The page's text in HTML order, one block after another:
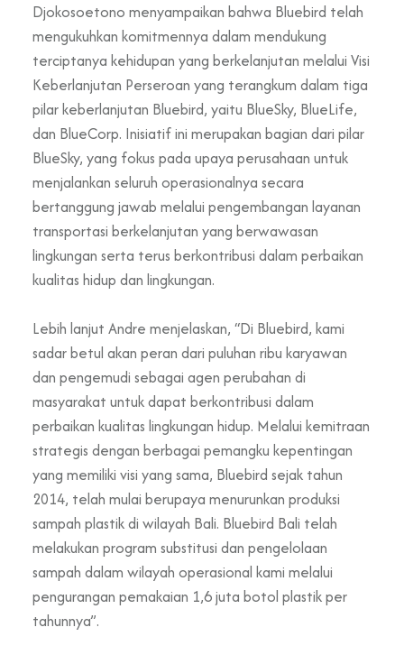
Djokosoetono menyampaikan bahwa Bluebird telah
mengukuhkan komitmennya dalam mendukung
terciptanya kehidupan yang berkelanjutan melalui Visi
Keberlanjutan Perseroan yang terangkum dalam tiga
pilar keberlanjutan Bluebird, yaitu BlueSky, BlueLife,
dan BlueCorp. Inisiatif ini merupakan bagian dari pilar
BlueSky, yang fokus pada upaya perusahaan untuk
menjalankan seluruh operasionalnya secara
bertanggung jawab melalui pengembangan layanan
transportasi berkelanjutan yang berwawasan
lingkungan serta terus berkontribusi dalam perbaikan
kualitas hidup dan lingkungan.
Lebih lanjut Andre menjelaskan, “Di Bluebird, kami
sadar betul akan peran dari puluhan ribu karyawan
dan pengemudi sebagai agen perubahan di
masyarakat untuk dapat berkontribusi dalam
perbaikan kualitas lingkungan hidup. Melalui kemitraan
strategis dengan berbagai pemangku kepentingan
yang memiliki visi yang sama, Bluebird sejak tahun
2014, telah mulai berupaya menurunkan produksi
sampah plastik di wilayah Bali. Bluebird Bali telah
melakukan program substitusi dan pengelolaan
sampah dalam wilayah operasional kami melalui
pengurangan pemakaian 1,6 juta botol plastik per
tahunnya”.